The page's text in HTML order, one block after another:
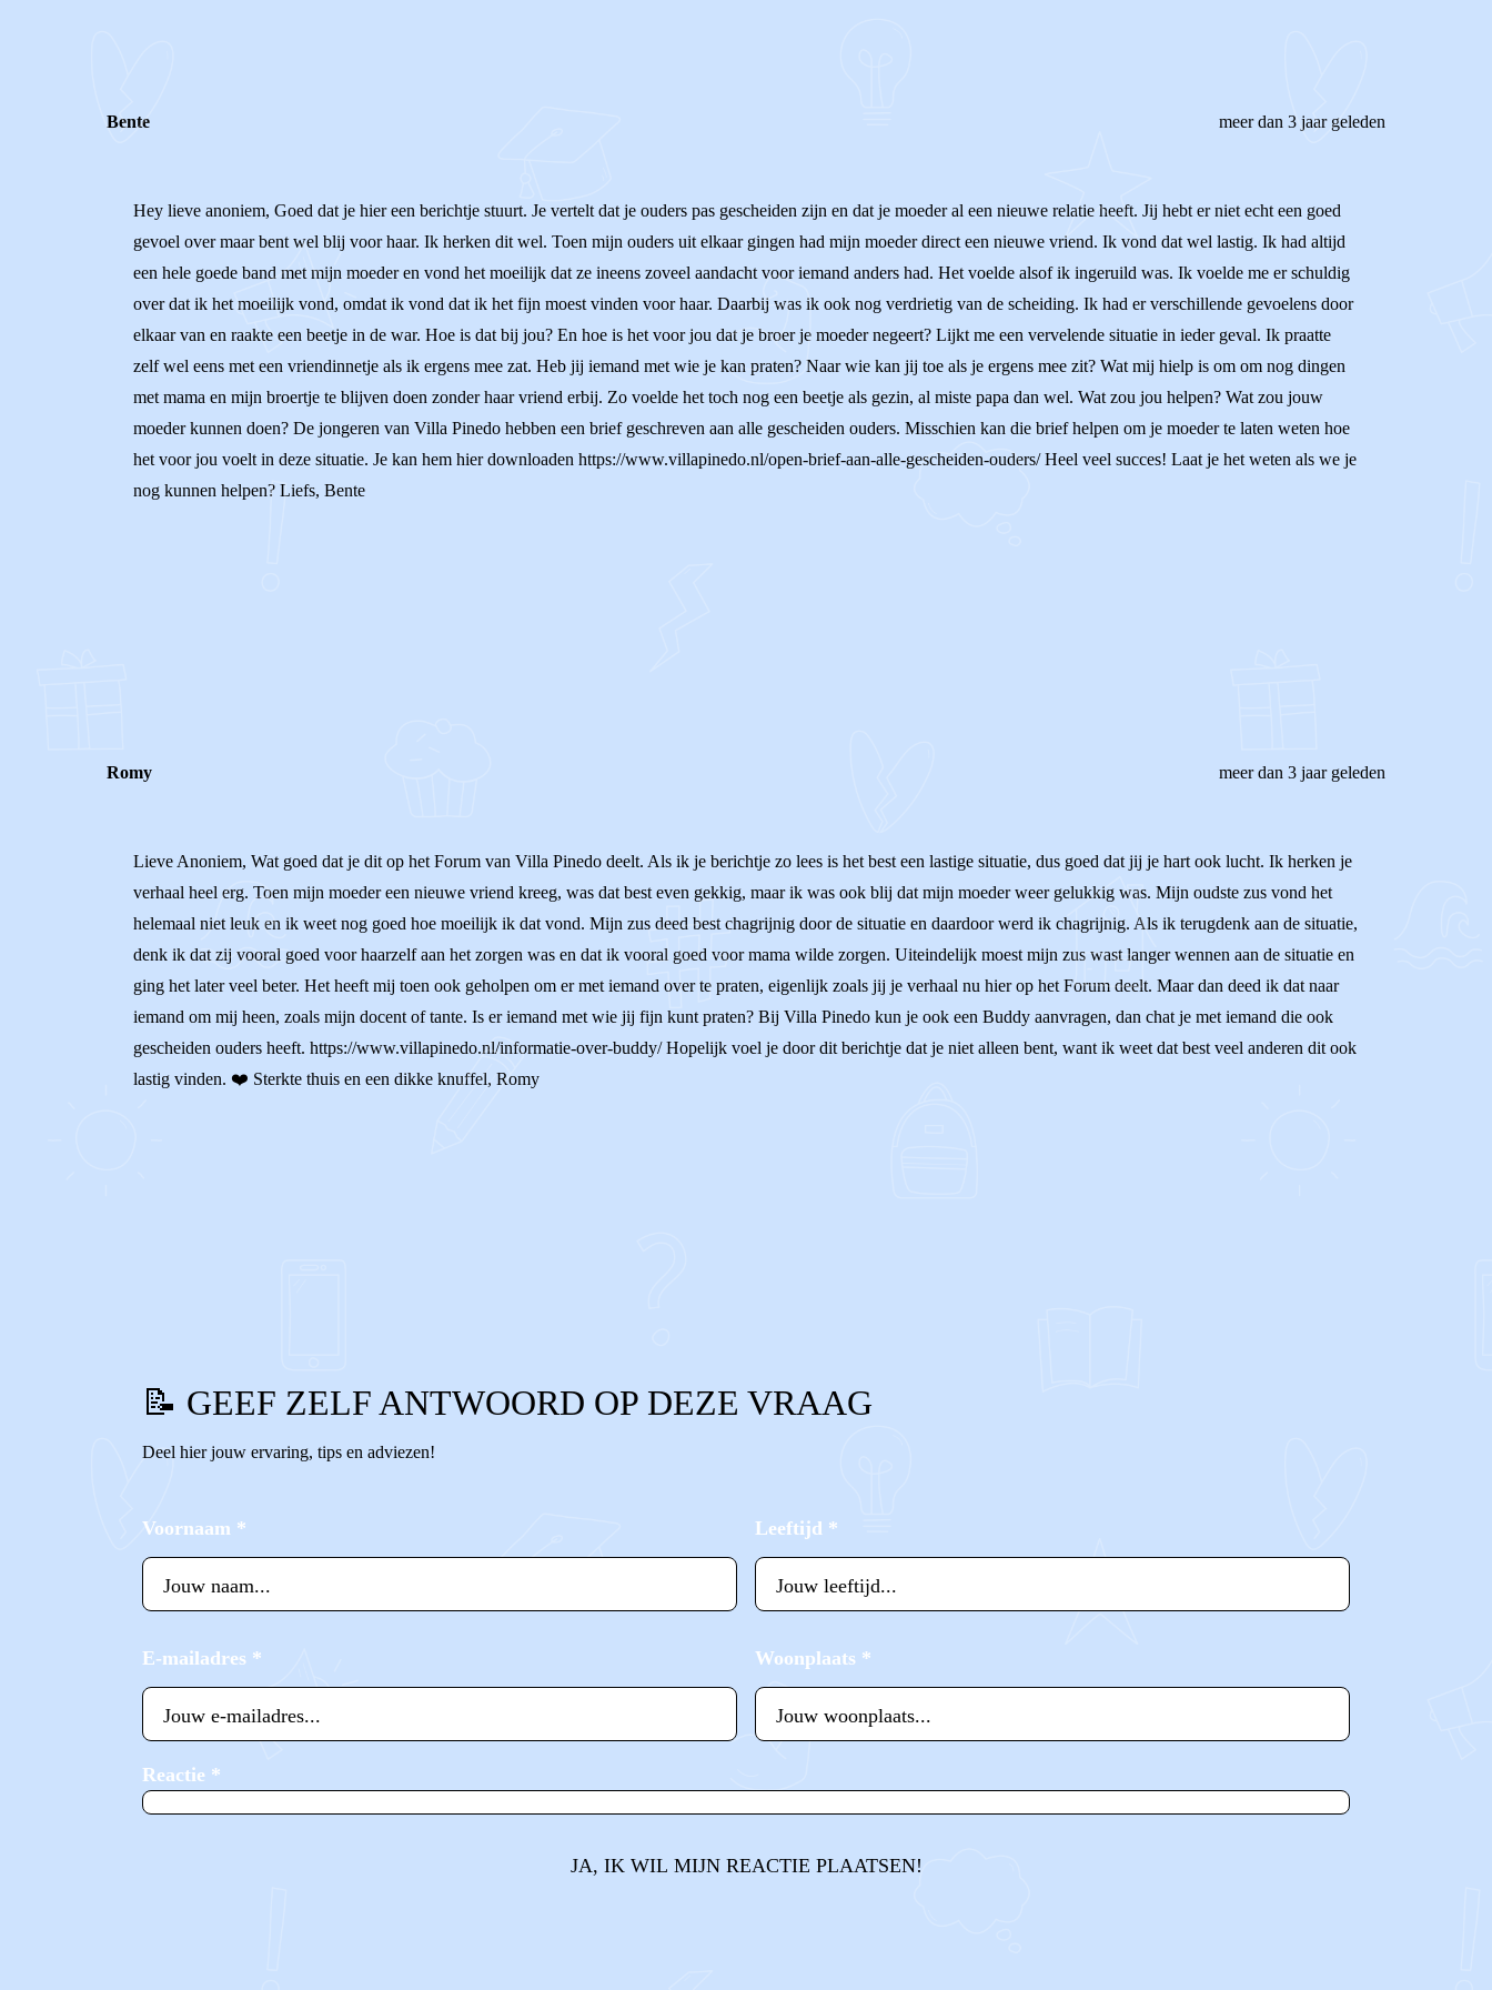
Bente meer dan 3 jaar geleden
Hey lieve anoniem, Goed dat je hier een berichtje stuurt. Je vertelt dat je ouders pas gescheiden zijn en dat je moeder al een nieuwe relatie heeft. Jij hebt er niet echt een goed
gevoel over maar bent wel blij voor haar. Ik herken dit wel. Toen mijn ouders uit elkaar gingen had mijn moeder direct een nieuwe vriend. Ik vond dat wel lastig. Ik had altijd
een hele goede band met mijn moeder en vond het moeilijk dat ze ineens zoveel aandacht voor iemand anders had. Het voelde alsof ik ingeruild was. Ik voelde me er schuldig
over dat ik het moeilijk vond, omdat ik vond dat ik het fijn moest vinden voor haar. Daarbij was ik ook nog verdrietig van de scheiding. Ik had er verschillende gevoelens door
elkaar van en raakte een beetje in de war. Hoe is dat bij jou? En hoe is het voor jou dat je broer je moeder negeert? Lijkt me een vervelende situatie in ieder geval. Ik praatte
zelf wel eens met een vriendinnetje als ik ergens mee zat. Heb jij iemand met wie je kan praten? Naar wie kan jij toe als je ergens mee zit? Wat mij hielp is om om nog dingen
met mama en mijn broertje te blijven doen zonder haar vriend erbij. Zo voelde het toch nog een beetje als gezin, al miste papa dan wel. Wat zou jou helpen? Wat zou jouw
moeder kunnen doen? De jongeren van Villa Pinedo hebben een brief geschreven aan alle gescheiden ouders. Misschien kan die brief helpen om je moeder te laten weten hoe
het voor jou voelt in deze situatie. Je kan hem hier downloaden https://www.villapinedo.nl/open-brief-aan-alle-gescheiden-ouders/ Heel veel succes! Laat je het weten als we je
nog kunnen helpen? Liefs, Bente
Romy meer dan 3 jaar geleden
Lieve Anoniem, Wat goed dat je dit op het Forum van Villa Pinedo deelt. Als ik je berichtje zo lees is het best een lastige situatie, dus goed dat jij je hart ook lucht. Ik herken je
verhaal heel erg. Toen mijn moeder een nieuwe vriend kreeg, was dat best even gekkig, maar ik was ook blij dat mijn moeder weer gelukkig was. Mijn oudste zus vond het
helemaal niet leuk en ik weet nog goed hoe moeilijk ik dat vond. Mijn zus deed best chagrijnig door de situatie en daardoor werd ik chagrijnig. Als ik terugdenk aan de situatie,
denk ik dat zij vooral goed voor haarzelf aan het zorgen was en dat ik vooral goed voor mama wilde zorgen. Uiteindelijk moest mijn zus wast langer wennen aan de situatie en
ging het later veel beter. Het heeft mij toen ook geholpen om er met iemand over te praten, eigenlijk zoals jij je verhaal nu hier op het Forum deelt. Maar dan deed ik dat naar
iemand om mij heen, zoals mijn docent of tante. Is er iemand met wie jij fijn kunt praten? Bij Villa Pinedo kun je ook een Buddy aanvragen, dan chat je met iemand die ook
gescheiden ouders heeft. https://www.villapinedo.nl/informatie-over-buddy/ Hopelijk voel je door dit berichtje dat je niet alleen bent, want ik weet dat best veel anderen dit ook
lastig vinden. ❤️ Sterkte thuis en een dikke knuffel, Romy
📝 GEEF ZELF ANTWOORD OP DEZE VRAAG
Deel hier jouw ervaring, tips en adviezen!
Voornaam * Leeftijd *
E-mailadres * Woonplaats *
Reactie *
JA, IK WIL MIJN REACTIE PLAATSEN!